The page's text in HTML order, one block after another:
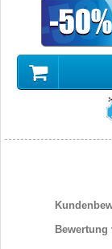
Bewertung